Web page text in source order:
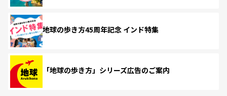
地球の歩き方45周年記念 インド特集
「地球の歩き方」シリーズ広告のご案内